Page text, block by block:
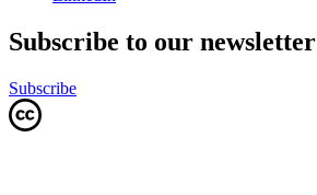
Subscribe to our newsletter
Subscribe